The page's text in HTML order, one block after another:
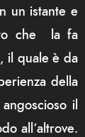
un istante e
che la fa
il quale è da
della
il
all’altrove.